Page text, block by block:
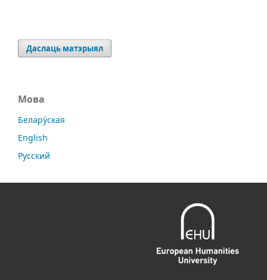
Даслаць матэрыял
Мова
Белару́ская
English
Русский